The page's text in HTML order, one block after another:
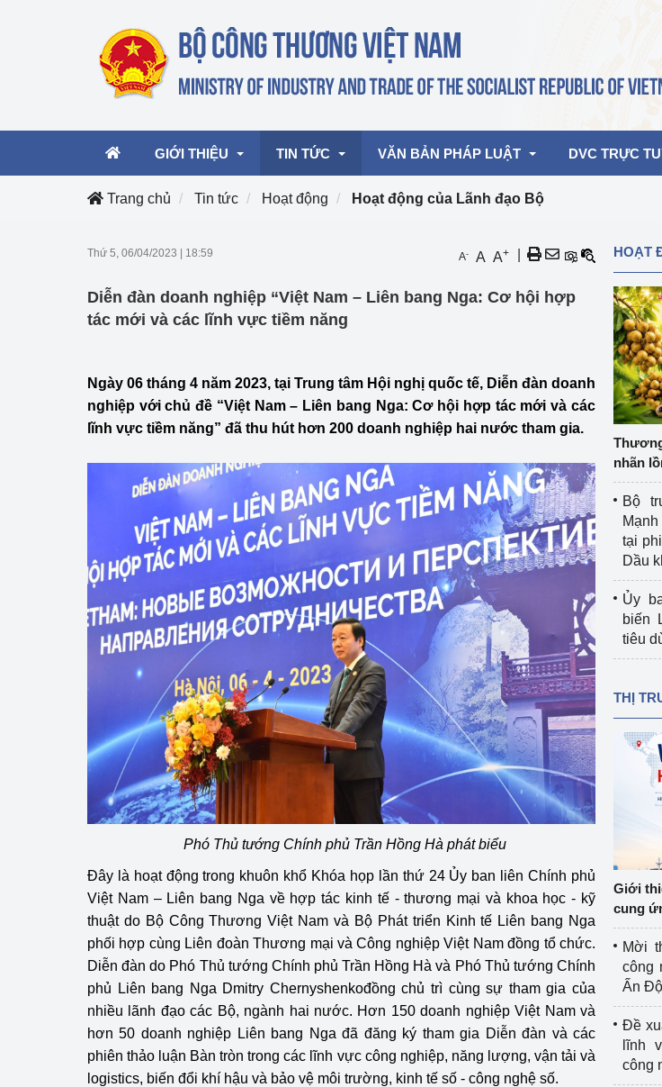
GIỚI THIỆU
Cơ cấu tổ chức
TIN TỨC
Hoạt động của Lãnh đạo Bộ
mại, Dịch vụ Việt Nam 2026
Hoạt động của Bộ trưởng
Công Thương - Công luận
Họp báo
Điểm báo
Lịch sử phát triển
Bản tin Thị trường Nông Lâm Thủy sản
Phát triển nguồn nhân lực
Phát triển bền vững
Tổ chức kiểm định
Tổ chức kiểm định kỹ thuật an toàn lao
động thuộc thẩm quyền quản lý của
Bộ Công Thương
Tổ chức được cấp GCN đăng ký, hoạt
động kiểm định thiết bị, dụng cụ điện
làm việc ở môi trường không có nguy
hiểm khí, bụi nổ
Cơ sở sản xuất, sửa chữa chai chứa
LPG
Tổ chức huấn luyện, bồi dưỡng
nghiệp vụ kiểm định kỹ thuật an toàn
lao động
Văn hóa ngành Công Thương
Tái cơ cấu ngành Công Thương
Quản lý thị trường
Sử dụng năng lượng tiết kiệm và
hiệu quả
Hiệu quả năng lượng
tạo
Thông báo
Bảo vệ môi trường Video bảo vệ môi trường
Album ảnh bảo vệ môi trường
Văn bản về môi trường
Đọc báo giúp bạn
Bảo vệ nền tảng tư tưởng của Đảng
Doanh nghiệp - Người dân
Xúc tiến thương mại Khu vực miền Bắc
VĂN BẢN PHÁP LUẬT DVC TRỰC
Trang chủ Tin tức Hoạt động Hoạt động của Lãnh đạo Bộ
Thứ 5, 06/04/2023 18:59 A- A A+
Diễn đàn doanh nghiệp “Việt Nam – Liên bang Nga: Cơ hội hợp
tác mới và các lĩnh vực tiềm năng
Ngày 06 tháng 4 năm 2023, tại Trung tâm Hội nghị quốc tế, Diễn đàn doanh
nghiệp với chủ đề “Việt Nam – Liên bang Nga: Cơ hội hợp tác mới và các
lĩnh vực tiềm năng” đã thu hút hơn 200 doanh nghiệp hai nước tham gia.
Phó Thủ tướng Chính phủ Trần Hồng Hà phát biểu
Đây là hoạt động trong khuôn khổ Khóa họp lần thứ 24 Ủy ban liên Chính phủ
Việt Nam – Liên bang Nga về hợp tác kinh tế - thương mại và khoa học - kỹ
thuật do Bộ Công Thương Việt Nam và Bộ Phát triển Kinh tế Liên bang Nga
phối hợp cùng Liên đoàn Thương mại và Công nghiệp Việt Nam đồng tổ chức.
Diễn đàn do Phó Thủ tướng Chính phủ Trần Hồng Hà và Phó Thủ tướng Chính
phủ Liên bang Nga Dmitry Chernyshenkođồng chủ trì cùng sự tham gia của
nhiều lãnh đạo các Bộ, ngành hai nước. Hơn 150 doanh nghiệp Việt Nam và
hơn 50 doanh nghiệp Liên bang Nga đã đăng ký tham gia Diễn đàn và các
phiên thảo luận Bàn tròn trong các lĩnh vực công nghiệp, năng lượng, vận tải và
logistics, biến đổi khí hậu và bảo vệ môi trường, kinh tế số - công nghệ số.
HOẠT
nhãn
Bộ
tại
Dầu
Ủy
biến
tiêu
THỊ
Giới
cung
Mời
công
Ấn Độ
Đề
lĩnh
công